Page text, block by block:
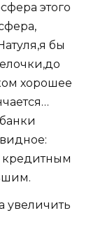
этого
бы
хорошее
кредитным
увеличить